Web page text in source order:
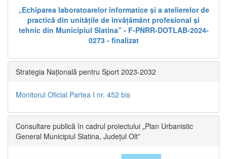
„Echiparea laboratoarelor informatice și a atelierelor de
practică din unitățile de învățământ profesional și
tehnic din Municipiul Slatina” - F-PNRR-DOTLAB-2024-
0273 - finalizat
Strategia Națională pentru Sport 2023-2032
Monitorul Oficial Partea I nr. 452 bis
Consultare publică în cadrul proiectului „Plan Urbanistic
General Municipiul Slatina, Județul Olt”